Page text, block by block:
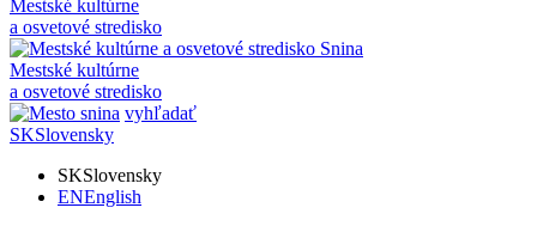
Mestské kultúrne
a osvetové stredisko
Mestské kultúrne
a osvetové stredisko
vyhľadať
SKSlovensky
SKSlovensky
ENEnglish